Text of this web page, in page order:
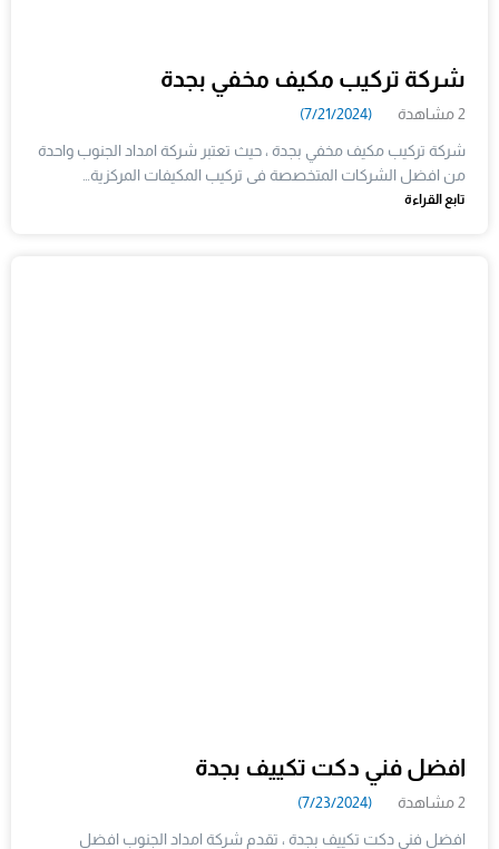
شركة تركيب مكيف مخفي بجدة
2 مشاهدة (7/21/2024)
شركة تركيب مكيف مخفي بجدة ، حيث تعتبر شركة امداد الجنوب واحدة
من افضل الشركات المتخصصة فى تركيب المكيفات المركزية…
تابع القراءة
افضل فني دكت تكييف بجدة
2 مشاهدة (7/23/2024)
افضل فني دكت تكييف بجدة ، تقدم شركة امداد الجنوب افضل